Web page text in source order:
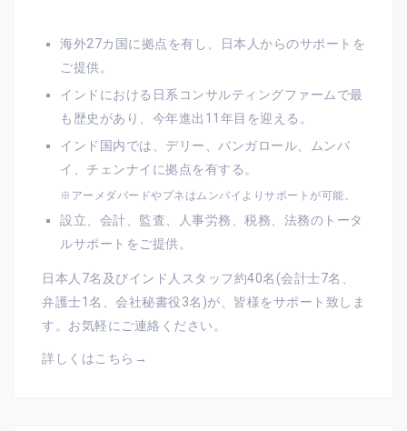
海外27カ国に拠点を有し、日本人からのサポートを
ご提供。
インドにおける日系コンサルティングファームで最
も歴史があり、今年進出11年目を迎える。
インド国内では、デリー、バンガロール、ムンバ
イ、チェンナイに拠点を有する。
※アーメダバードやプネはムンバイよりサポートが可能。
設立、会計、監査、人事労務、税務、法務のトータ
ルサポートをご提供。
日本人7名及びインド人スタッフ約40名(会計士7名、
弁護士1名、会社秘書役3名)が、皆様をサポート致しま
す。お気軽にご連絡ください。
詳しくはこちら→